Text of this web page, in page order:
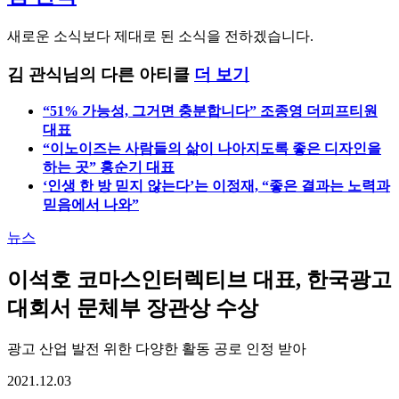
새로운 소식보다 제대로 된 소식을 전하겠습니다.
김 관식님의 다른 아티클 더 보기
“51% 가능성, 그거면 충분합니다” 조종영 더피프티원
대표
“이노이즈는 사람들의 삶이 나아지도록 좋은 디자인을
하는 곳” 홍순기 대표
‘인생 한 방 믿지 않는다’는 이정재, “좋은 결과는 노력과
믿음에서 나와”
뉴스
이석호 코마스인터렉티브 대표, 한국광고
대회서 문체부 장관상 수상
광고 산업 발전 위한 다양한 활동 공로 인정 받아
2021.12.03